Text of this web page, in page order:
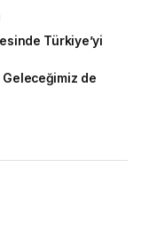
Türkiye’yi
Geleceğimiz de